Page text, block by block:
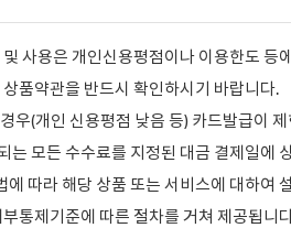
사용은 개인신용평점이나 이용한도 등
품약관을 반드시 확인하시기 바랍니다.
우(개인 신용평점 낮음 등) 카드발급이
는 모든 수수료를 지정된 대금 결제일에
따라 해당 상품 또는 서비스에 대하여
통제기준에 따른 절차를 거쳐 제공됩니